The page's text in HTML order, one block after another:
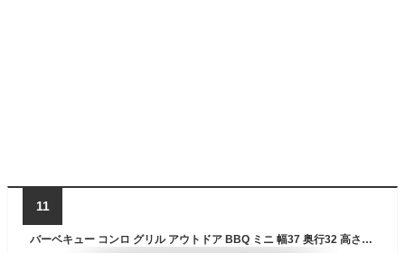
11
バーベキュー コンロ グリル アウトドア BBQ ミニ 幅37 奥行32 高さ30 ほうろう 焚火台 スモーク 組立簡単 フタ付き 網付き 便利